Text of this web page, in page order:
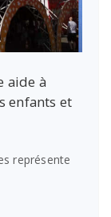
aide à
enfants et
représente